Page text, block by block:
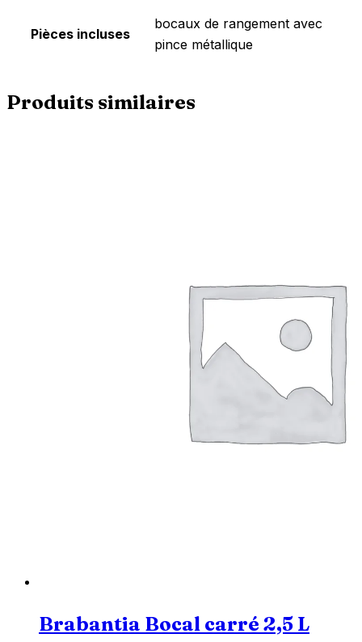
Pièces incluses
‎bocaux de rangement avec
pince métallique
Produits similaires
Brabantia Bocal carré 2,5 L